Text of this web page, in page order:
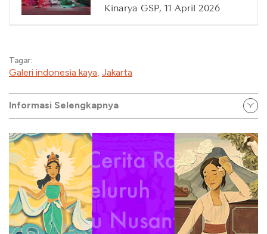
Kinarya GSP, 11 April 2026
Tagar:
Galeri indonesia kaya Jakarta
Informasi Selengkapnya